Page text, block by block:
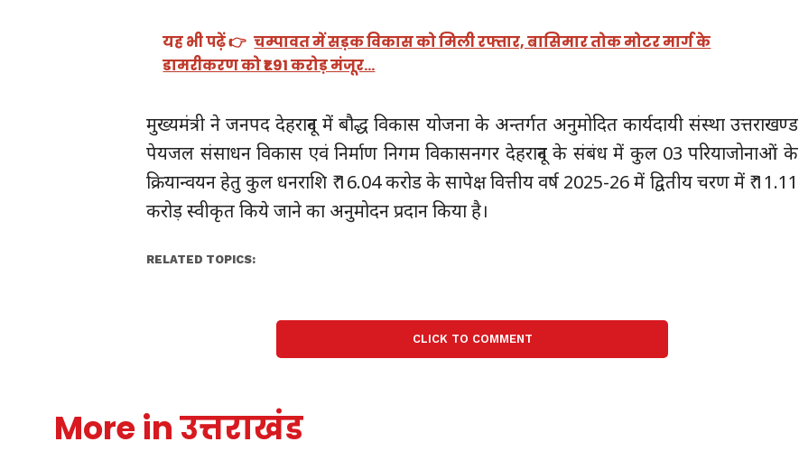
यह भी पढ़ें 👉 चम्पावत में सड़क विकास को मिली रफ्तार, बासिमार तोक मोटर मार्ग के
डामरीकरण को ₹1.91 करोड़ मंजूर…
मुख्यमंत्री ने जनपद देहरादून में बौद्ध विकास योजना के अन्तर्गत अनुमोदित कार्यदायी संस्था उत्तराखण्ड
पेयजल संसाधन विकास एवं निर्माण निगम विकासनगर देहरादून के संबंध में कुल 03 परियाजोनाओं के
क्रियान्वयन हेतु कुल धनराशि ₹ 16.04 करोड के सापेक्ष वित्तीय वर्ष 2025-26 में द्वितीय चरण में ₹ 11.11
करोड़ स्वीकृत किये जाने का अनुमोदन प्रदान किया है।
RELATED TOPICS:
CLICK TO COMMENT
More in उत्तराखंड